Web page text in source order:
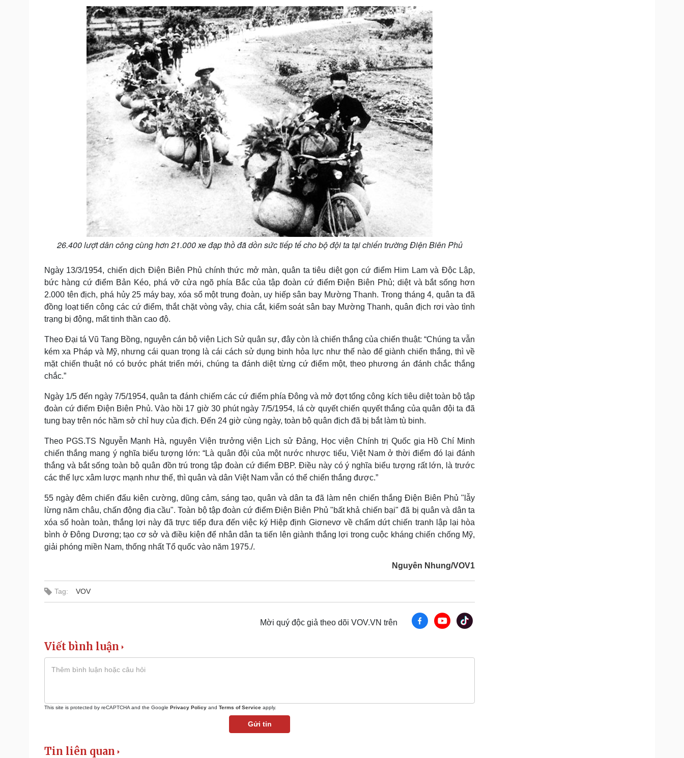
26.400 lượt dân công cùng hơn 21.000 xe đạp thồ đã dồn sức tiếp tế cho bộ đội ta tại chiến trường Điện Biên Phủ
Ngày 13/3/1954, chiến dịch Điện Biên Phủ chính thức mở màn, quân ta tiêu diệt gọn cứ điểm Him Lam và Độc Lập,
bức hàng cứ điểm Bản Kéo, phá vỡ cửa ngõ phía Bắc của tập đoàn cứ điểm Điện Biên Phủ; diệt và bắt sống hơn
2.000 tên địch, phá hủy 25 máy bay, xóa sổ một trung đoàn, uy hiếp sân bay Mường Thanh. Trong tháng 4, quân ta đã
đồng loạt tiến công các cứ điểm, thắt chặt vòng vây, chia cắt, kiểm soát sân bay Mường Thanh, quân địch rơi vào tình
trạng bị động, mất tinh thần cao độ.
Theo Đại tá Vũ Tang Bồng, nguyên cán bộ viện Lịch Sử quân sự, đây còn là chiến thắng của chiến thuật: “Chúng ta vẫn
kém xa Pháp và Mỹ, nhưng cái quan trọng là cái cách sử dụng binh hỏa lực như thế nào để giành chiến thắng, thì về
mặt chiến thuật nó có bước phát triển mới, chúng ta đánh diệt từng cứ điểm một, theo phương án đánh chắc thắng
chắc.”
Ngày 1/5 đến ngày 7/5/1954, quân ta đánh chiếm các cứ điểm phía Đông và mở đợt tổng công kích tiêu diệt toàn bộ tập
đoàn cứ điểm Điện Biên Phủ. Vào hồi 17 giờ 30 phút ngày 7/5/1954, lá cờ quyết chiến quyết thắng của quân đội ta đã
tung bay trên nóc hầm sở chỉ huy của địch. Đến 24 giờ cùng ngày, toàn bộ quân địch đã bị bắt làm tù binh.
Theo PGS.TS Nguyễn Mạnh Hà, nguyên Viện trưởng viện Lịch sử Đảng, Học viện Chính trị Quốc gia Hồ Chí Minh
chiến thắng mang ý nghĩa biểu tượng lớn: “Là quân đội của một nước nhược tiểu, Việt Nam ở thời điểm đó lại đánh
thắng và bắt sống toàn bộ quân đồn trú trong tập đoàn cứ điểm ĐBP. Điều này có ý nghĩa biểu tượng rất lớn, là trước
các thế lực xâm lược mạnh như thế, thì quân và dân Việt Nam vẫn có thể chiến thắng được.”
55 ngày đêm chiến đấu kiên cường, dũng cảm, sáng tạo, quân và dân ta đã làm nên chiến thắng Điện Biên Phủ "lẫy
lừng năm châu, chấn động địa cầu". Toàn bộ tập đoàn cứ điểm Điện Biên Phủ "bất khả chiến bại" đã bị quân và dân ta
xóa sổ hoàn toàn, thắng lợi này đã trực tiếp đưa đến việc ký Hiệp định Giơnevơ về chấm dứt chiến tranh lập lại hòa
bình ở Đông Dương; tạo cơ sở và điều kiện để nhân dân ta tiến lên giành thắng lợi trong cuộc kháng chiến chống Mỹ,
giải phóng miền Nam, thống nhất Tổ quốc vào năm 1975./.
Nguyên Nhung/VOV1
Tag: VOV
Mời quý độc giả theo dõi VOV.VN trên
Viết bình luận
This site is protected by reCAPTCHA and the Google Privacy Policy and Terms of Service apply.
Gửi tin
Tin liên quan